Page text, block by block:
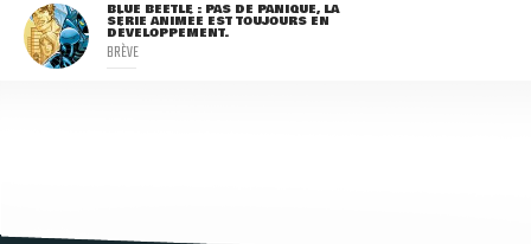
BLUE BEETLE : PAS DE PANIQUE, LA
SÉRIE ANIMÉE EST TOUJOURS EN
DÉVELOPPEMENT.
BRÈVE